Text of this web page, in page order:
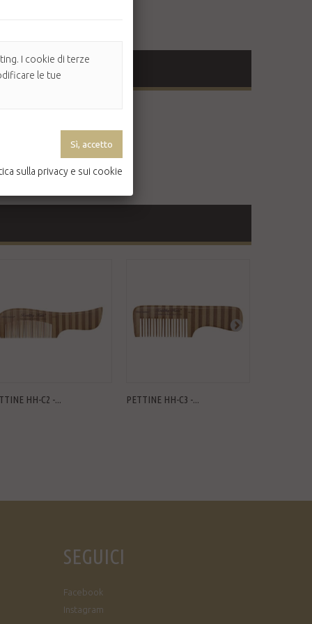
HH-C2 -... PETTINE HH-C3 -...
SEGUICI
Facebook
Instagram
I cookie di terze
le tue
sulla privacy e sui cookie